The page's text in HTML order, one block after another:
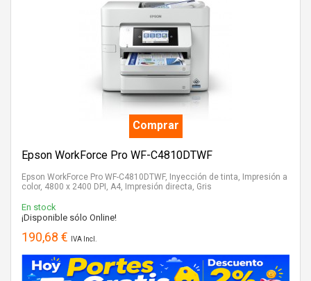
Comprar
Epson WorkForce Pro WF-C4810DTWF
Epson WorkForce Pro WF-C4810DTWF, Inyección de tinta, Impresión a
color, 4800 x 2400 DPI, A4, Impresión directa, Gris
En stock
¡Disponible sólo Online!
190,68 € IVA Incl.